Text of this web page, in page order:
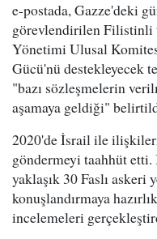
e-postada, Gazze'deki
görevlendirilen Filistinli
Yönetimi Ulusal
Gücü'nü destekleyecek
"bazı sözleşmelerin
aşamaya geldiği"
2020'de İsrail ile
göndermeyi taahhüt etti.
yaklaşık 30 Faslı
konuşlandırmaya
incelemeleri